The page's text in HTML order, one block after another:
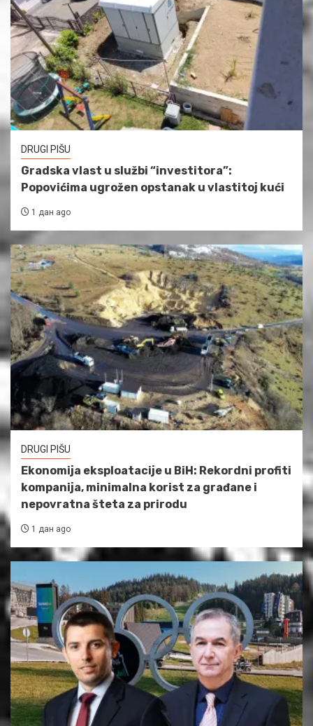
DRUGI PIŠU
Gradska vlast u službi “investitora”:
Popovićima ugrožen opstanak u vlastitoj kući
1 дан ago
DRUGI PIŠU
Ekonomija eksploatacije u BiH: Rekordni profiti
kompanija, minimalna korist za građane i
nepovratna šteta za prirodu
1 дан ago